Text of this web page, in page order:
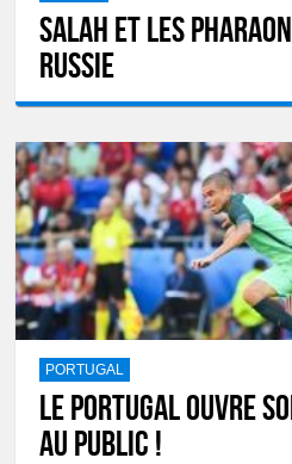
Salah et les
Russie
PORTUGAL
Le Portugal ouvre
au public !